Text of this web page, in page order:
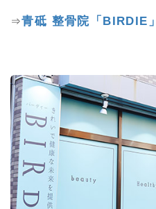
⇒青砥 整骨院「BIRDIE」